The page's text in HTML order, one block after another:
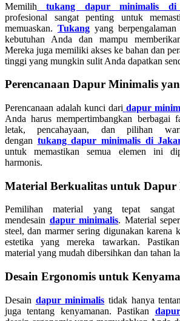
Memilih tukang dapur minimalis di
profesional sangat penting untuk
memuaskan. Tukangyang berpengalaman
kebutuhan Anda dan mampu
Mereka juga memiliki akses ke bahan dan
tinggi yang mungkin sulit Anda dapatkan
Perencanaan Dapur Minimalis
Perencanaan adalah kunci dari dapur
Anda harus mempertimbangkan berbagai
letak, pencahayaan, dan pilihan
dengan tukang dapur minimalis di
untuk memastikan semua elemen ini
harmonis.
Material Berkualitas untuk Dapur
Pemilihan material yang tepat
mendesain dapur minimalis. Material
steel, dan marmer sering digunakan karena
estetika yang mereka tawarkan.
material yang mudah dibersihkan dan tahan
Desain Ergonomis untuk
Desain dapur minimalis tidak hanya
juga tentang kenyamanan. Pastikan dapur